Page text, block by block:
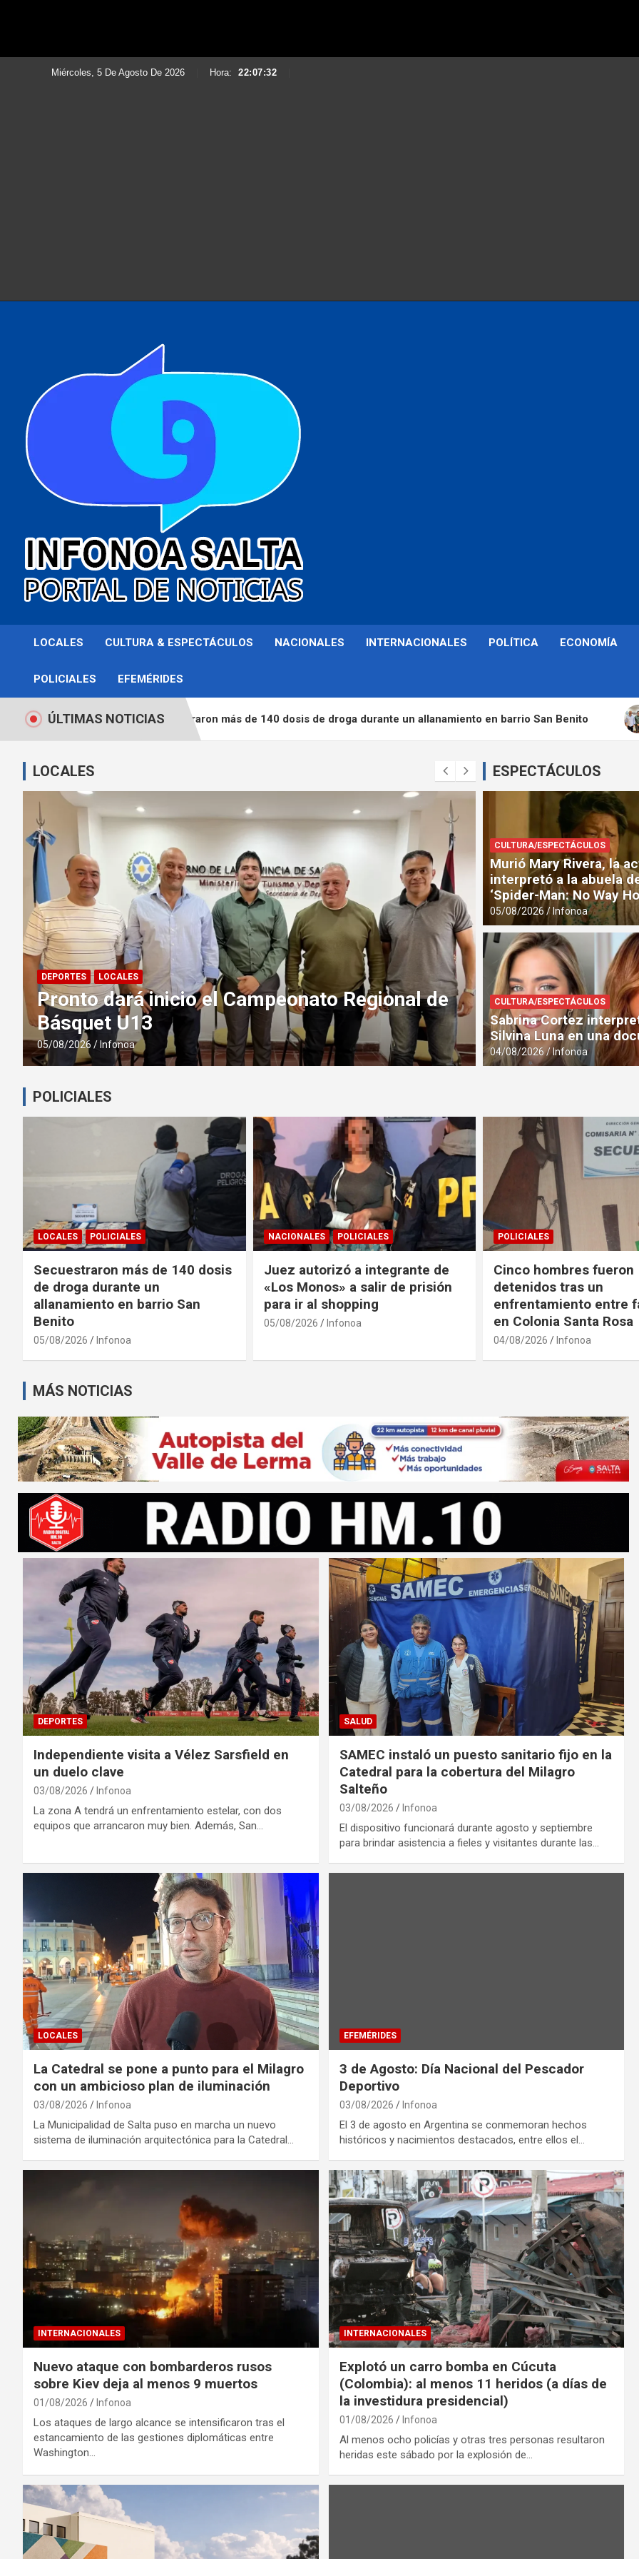
Miércoles, 5 De Agosto De 2026 Hora: 22:07:35
Infonoa Salta
LOCALES CULTURA & ESPECTÁCULOS NACIONALES INTERNACIONALES POLÍTICA ECONOMÍA
POLICIALES EFEMÉRIDES
ÚLTIMAS NOTICIAS
más de 140 dosis de droga durante un allanamiento en barrio San Benito Pronto dará inicio el
LOCALES
LOCALES
La Provincia ejecuta un nuevo pozo de agua
que beneficiará a más de 20.000 vecinos de
capital
05/08/2026 Infonoa
LOCALES SOCIEDAD
En Castañares
mejorarán el
calles
04/08/2026 Infonoa
ESPECTÁCULOS
CULTURA/ESPECTÁCULOS
Murió Mary Rivera, la
interpretó a la abuela
‘Spider-Man: No Way
05/08/2026 Infonoa
CULTURA/ESPECTÁCULOS
Sabrina Cortez
Silvina Luna en una
04/08/2026 Infonoa
POLICIALES
LOCALES POLICIALES
Secuestraron más de 140 dosis
de droga durante un
allanamiento en barrio San
Benito
05/08/2026 Infonoa
NACIONALES POLICIALES
Juez autorizó a integrante de
«Los Monos» a salir de prisión
para ir al shopping
05/08/2026 Infonoa
POLICIALES
Cinco hombres fueron
detenidos tras un
enfrentamiento entre
en Colonia Santa Rosa
04/08/2026 Infonoa
MÁS NOTICIAS
DEPORTES
Independiente visita a Vélez Sarsfield en
un duelo clave
03/08/2026 Infonoa
La zona A tendrá un enfrentamiento estelar, con dos
equipos que arrancaron muy bien. Además, San…
SALUD
SAMEC instaló un puesto sanitario fijo en la
Catedral para la cobertura del Milagro
Salteño
03/08/2026 Infonoa
El dispositivo funcionará durante agosto y septiembre
para brindar asistencia a fieles y visitantes durante las…
LOCALES
La Catedral se pone a punto para el Milagro
con un ambicioso plan de iluminación
03/08/2026 Infonoa
La Municipalidad de Salta puso en marcha un nuevo
sistema de iluminación arquitectónica para la Catedral…
EFEMÉRIDES
3 de Agosto: Día Nacional del Pescador
Deportivo
03/08/2026 Infonoa
El 3 de agosto en Argentina se conmemoran hechos
históricos y nacimientos destacados, entre ellos el…
INTERNACIONALES
Nuevo ataque con bombarderos rusos
sobre Kiev deja al menos 9 muertos
01/08/2026 Infonoa
Los ataques de largo alcance se intensificaron tras el
estancamiento de las gestiones diplomáticas entre
Washington…
INTERNACIONALES
Explotó un carro bomba en Cúcuta
(Colombia): al menos 11 heridos (a días de
la investidura presidencial)
01/08/2026 Infonoa
Al menos ocho policías y otras tres personas resultaron
heridas este sábado por la explosión de…